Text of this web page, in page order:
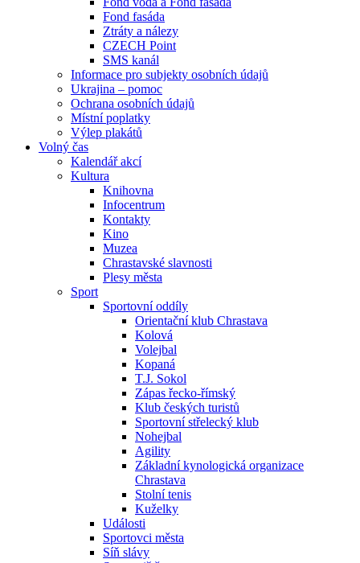
Fond fasáda
Ztráty a nálezy
CZECH Point
SMS kanál
Informace pro subjekty osobních údajů
Ukrajina – pomoc
Ochrana osobních údajů
Místní poplatky
Výlep plakátů
Volný čas
Kalendář akcí
Kultura
Knihovna
Infocentrum
Kontakty
Kino
Muzea
Chrastavské slavnosti
Plesy města
Sport
Sportovní oddíly
Orientační klub Chrastava
Kolová
Volejbal
Kopaná
T.J. Sokol
Zápas řecko-římský
Klub českých turistů
Sportovní střelecký klub
Nohejbal
Agility
Základní kynologická organizace
Chrastava
Stolní tenis
Kuželky
Události
Sportovci města
Síň slávy